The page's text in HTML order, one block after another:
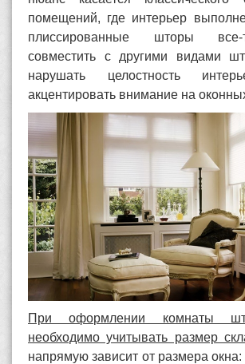
помещений, где интерьер
плиссированные шторы
совместить с другими видами
нарушать целостность
акцентировать внимание на
При оформлении комнаты
необходимо учитывать размер
напрямую зависит от размера